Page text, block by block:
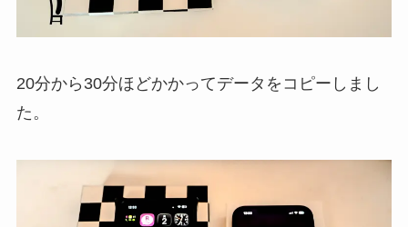
20分から30分ほどかかってデータをコピーしまし
た。